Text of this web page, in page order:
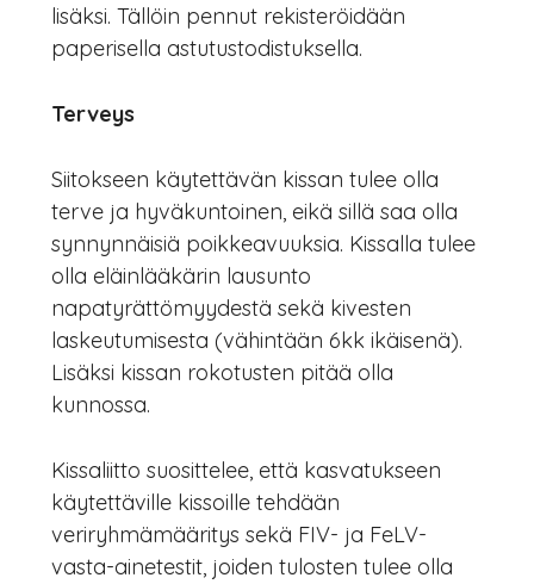
lisäksi. Tällöin pennut rekisteröidään
paperisella astutustodistuksella.
Terveys
Siitokseen käytettävän kissan tulee olla
terve ja hyväkuntoinen, eikä sillä saa olla
synnynnäisiä poikkeavuuksia. Kissalla tulee
olla eläinlääkärin lausunto
napatyrättömyydestä sekä kivesten
laskeutumisesta (vähintään 6kk ikäisenä).
Lisäksi kissan rokotusten pitää olla
kunnossa.
Kissaliitto suosittelee, että kasvatukseen
käytettäville kissoille tehdään
veriryhmämääritys sekä FIV- ja FeLV-
vasta-ainetestit, joiden tulosten tulee olla